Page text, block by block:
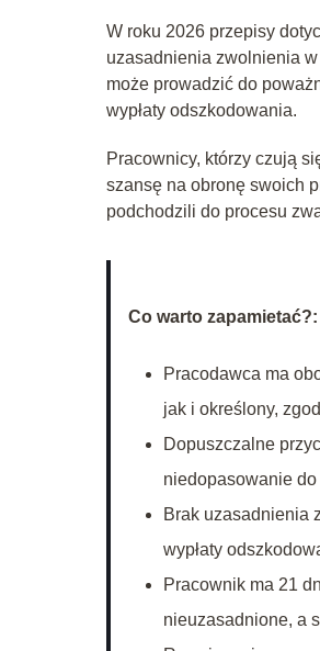
W roku 2026 przepisy
uzasadnienia zwolnienia
może prowadzić do
wypłaty odszkodowania.
Pracownicy, którzy czują
szansę na obronę swoich
podchodzili do procesu
Co warto zapamietać?:
Pracodawca ma
jak i określony,
Dopuszczalne
niedopasowanie
Brak uzasadnienia
wypłaty
Pracownik ma 21
nieuzasadnione, a